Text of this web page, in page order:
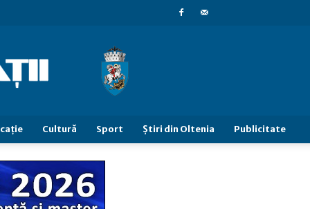
Cultură Sport Știri din Oltenia Publicitate